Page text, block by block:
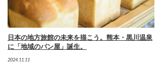
日本の地方旅館の未来を描こう。熊本・黒川温泉
に「地域のパン屋」誕生。
2024.11.11